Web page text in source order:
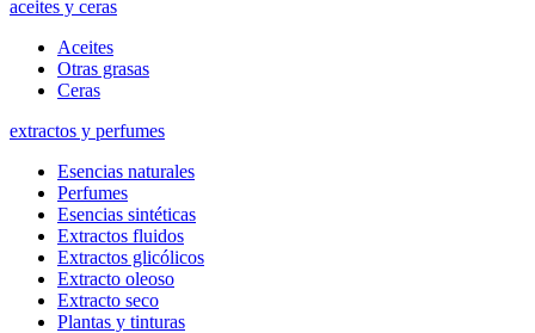
aceites y ceras
Aceites
Otras grasas
Ceras
extractos y perfumes
Esencias naturales
Perfumes
Esencias sintéticas
Extractos fluidos
Extractos glicólicos
Extracto oleoso
Extracto seco
Plantas y tinturas